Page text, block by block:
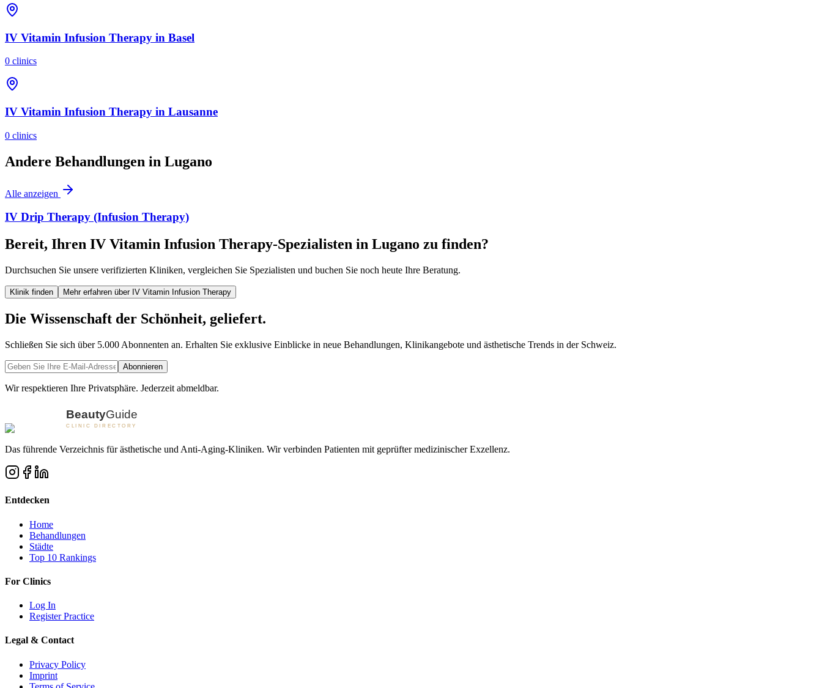
IV Vitamin Infusion Therapy in Basel
0 clinics
IV Vitamin Infusion Therapy in Lausanne
0 clinics
Andere Behandlungen in Lugano
Alle anzeigen
IV Drip Therapy (Infusion Therapy)
Bereit, Ihren IV Vitamin Infusion Therapy-Spezialisten in Lugano zu finden?
Durchsuchen Sie unsere verifizierten Kliniken, vergleichen Sie Spezialisten und buchen Sie noch heute Ihre Beratung.
Klinik finden Mehr erfahren über IV Vitamin Infusion Therapy
Die Wissenschaft der Schönheit, geliefert.
Schließen Sie sich über 5.000 Abonnenten an. Erhalten Sie exklusive Einblicke in neue Behandlungen, Klinikangebote und ästhetische Trends in der Schweiz.
Abonnieren
Wir respektieren Ihre Privatsphäre. Jederzeit abmeldbar.
Das führende Verzeichnis für ästhetische und Anti-Aging-Kliniken. Wir verbinden Patienten mit geprüfter medizinischer Exzellenz.
Entdecken
Home
Behandlungen
Städte
Top 10 Rankings
For Clinics
Log In
Register Practice
Legal & Contact
Privacy Policy
Imprint